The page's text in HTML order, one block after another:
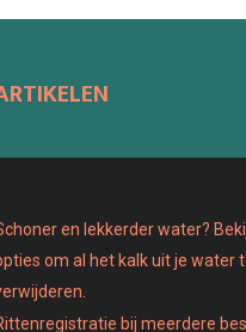
N
en lekkerder water?
om al het kalk uit je water
bij meerdere